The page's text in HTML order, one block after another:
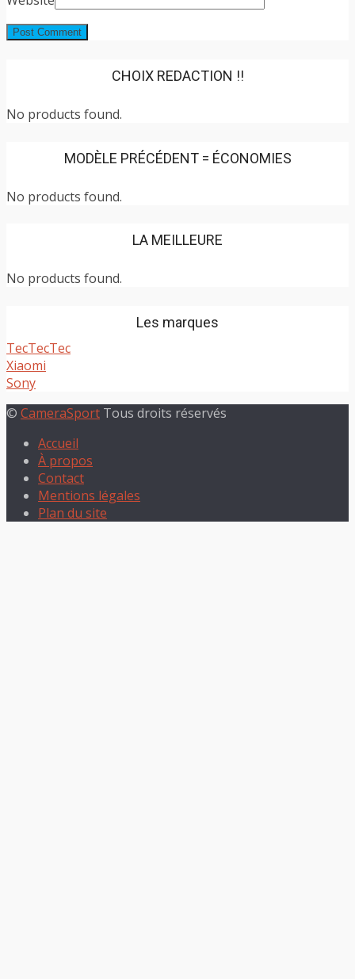
CHOIX REDACTION !!
No products found.
MODÈLE PRÉCÉDENT = ÉCONOMIES
No products found.
LA MEILLEURE
No products found.
Les marques
TecTecTec
Xiaomi
Sony
© CameraSport Tous droits réservés
Accueil
À propos
Contact
Mentions légales
Plan du site